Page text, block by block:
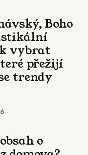
Boho
vybrat
přežijí
trendy
o